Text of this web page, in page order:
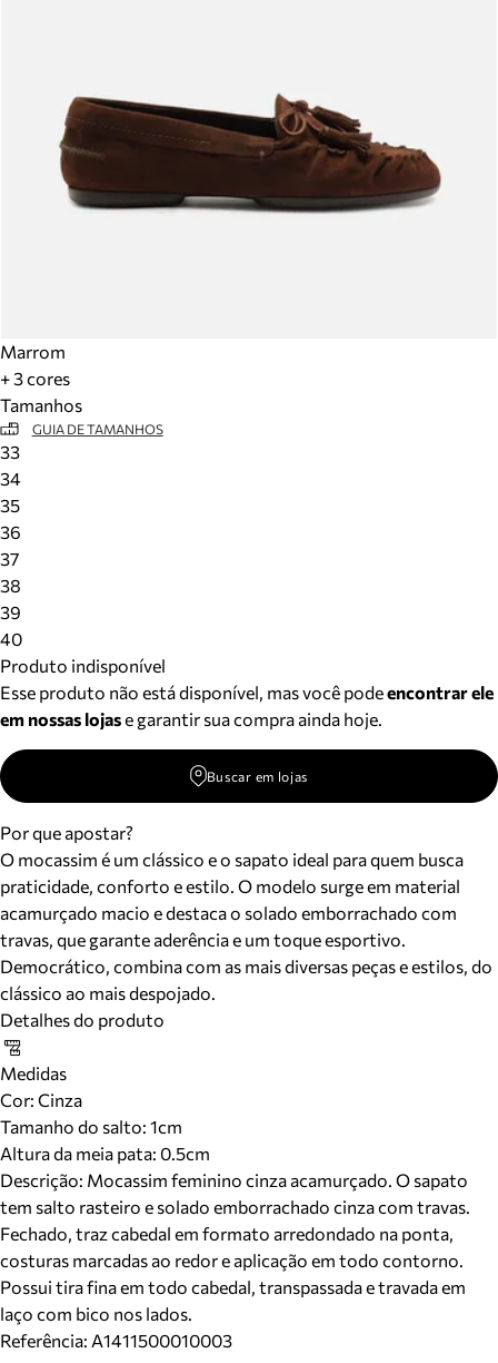
Marrom
+ 3 cores
Tamanhos
GUIA DE TAMANHOS
33
34
35
36
37
38
39
40
Produto indisponível
Esse produto não está disponível, mas você podeencontrar ele
em nossas lojase garantir sua compra ainda hoje.
Buscar em lojas
Por que apostar?
O mocassim é um clássico e o sapato ideal para quem busca
praticidade, conforto e estilo. O modelo surge em material
acamurçado macio e destaca o solado emborrachado com
travas, que garante aderência e um toque esportivo.
Democrático, combina com as mais diversas peças e estilos, do
clássico ao mais despojado.
Detalhes do produto
Medidas
Cor: Cinza
Tamanho do salto: 1cm
Altura da meia pata: 0.5cm
Descrição: Mocassim feminino cinza acamurçado. O sapato
tem salto rasteiro e solado emborrachado cinza com travas.
Fechado, traz cabedal em formato arredondado na ponta,
costuras marcadas ao redor e aplicação em todo contorno.
Possui tira fina em todo cabedal, transpassada e travada em
laço com bico nos lados.
Referência: A1411500010003